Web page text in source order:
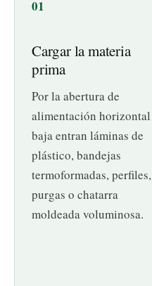
Cargar la materia
prima
Por la abertura de
alimentación horizontal
baja entran láminas de
plástico, bandejas
termoformadas, perfiles,
purgas o chatarra
moldeada voluminosa.